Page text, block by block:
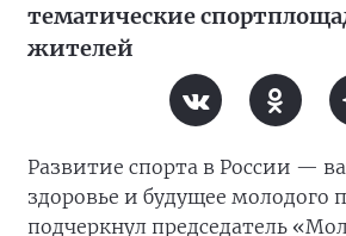
тематические
жителей
Развитие спорта в России —
здоровье и будущее молодого
подчеркнул председатель